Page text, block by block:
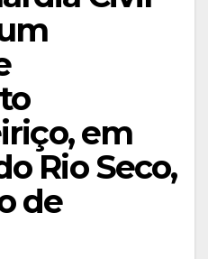
em
Rio Seco,
de